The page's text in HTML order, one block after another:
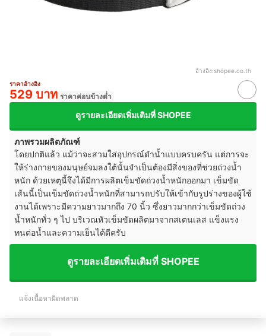
อ้างอิง:shopee.co.th
ราคาอ้างอิง
529 บาท ราคาค่อนข้างต่ำ
ดูรายละเอียดเพิ่มเติมที่ SHOPEE
ภาพรวมผลิตภัณฑ์
โดยปกติแล้ว แม้ว่าจะสวมใส่อุปกรณ์ดำน้ำแบบครบครัน แต่การจะ
ให้ร่างกายของมนุษย์จมลงใต้นั้นจำเป็นต้องมีสิ่งของที่ช่วยถ่วงน้ำ
หนัก ด้วยเหตุนี้จึงได้มีการผลิตเข็มขัดถ่วงน้ำหนักออกมา เข็มขัด
เส้นนี้เป็นเข็มขัดถ่วงน้ำหนักที่สามารถปรับให้เข้ากับรูปร่างของผู้ใช้
งานได้เพราะมีความยาวมากถึง 70 นิ้ว ซึ่งยาวมากกว่าเข็มขัดถ่วง
น้ำหนักทั่ว ๆ ไป บริเวณหัวเข็มขัดผลิตมาจากสเตนเลส แข็งแรง
ทนต่อน้ำและความเย็นได้ดีครับ
ดูรายละเอียดเพิ่มเติมที่ SHOPEE
แจ้งเนื้อหาผิดพลาด